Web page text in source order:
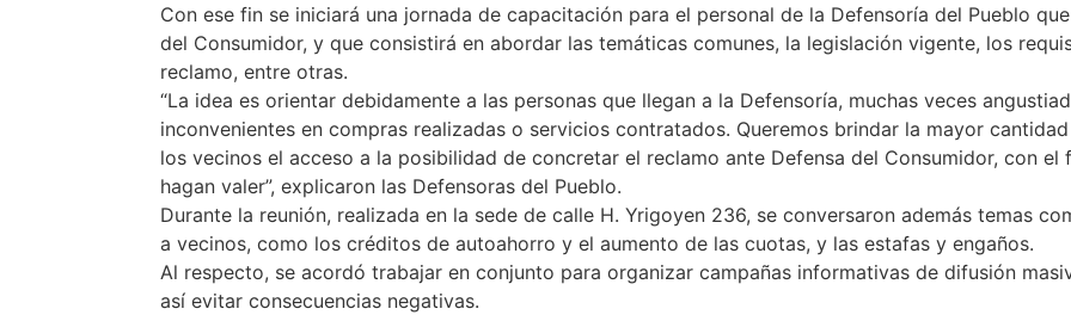
Con ese fin se iniciará una jornada de capacitación para el personal de la Defensoría del Pueblo
del Consumidor, y que consistirá en abordar las temáticas comunes, la legislación vigente, los
reclamo, entre otras.
“La idea es orientar debidamente a las personas que llegan a la Defensoría, muchas veces
inconvenientes en compras realizadas o servicios contratados. Queremos brindar la mayor
los vecinos el acceso a la posibilidad de concretar el reclamo ante Defensa del Consumidor, con
hagan valer”, explicaron las Defensoras del Pueblo.
Durante la reunión, realizada en la sede de calle H. Yrigoyen 236, se conversaron además temas
a vecinos, como los créditos de autoahorro y el aumento de las cuotas, y las estafas y engaños.
Al respecto, se acordó trabajar en conjunto para organizar campañas informativas de difusión
así evitar consecuencias negativas.